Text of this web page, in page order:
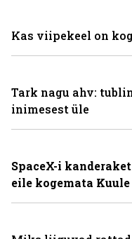
Kas viipekeel on
Tark nagu ahv:
inimesest üle
SpaceX-i
eile kogemata Kuule